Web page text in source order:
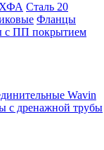
Сталь 20
Фланцы
с ПП покрытием
Wavin
с дренажной трубы